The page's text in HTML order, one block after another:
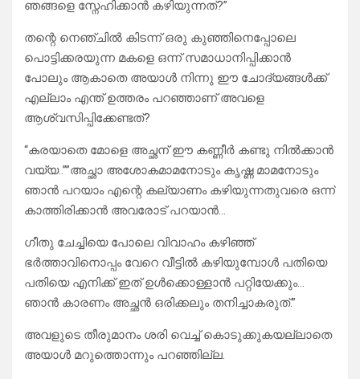
ഞങ്ങളെ സ്നേഹിക്കാൻ കഴിയുന്നത്?”
തന്റെ നെഞ്ചിൽ കിടന്ന് ഒരു കുഞ്ഞിനെപ്പോലെ
പൊട്ടിക്കരയുന്ന മകളെ ഒന്ന് സമാധാനിപ്പിക്കാൻ
പോലും ആകാതെ അയാൾ നിന്നു ഈ ചോദ്യങ്ങൾക്ക്
എല്ലാം എന്ത് ഉത്തരം പറഞ്ഞാണ് അവളെ
ആശ്വസിപ്പിക്കേണ്ടത്?
“കരയാതെ മോളെ അച്ഛന് ഈ കണ്ണീർ കണ്ടു നിൽക്കാൻ
വയ്യ..””അച്ഛാ അശോകമാമനോടും കൃഷ്ണ മാമനോടും
ഞാൻ പറയാം എന്റെ കല്യാണം കഴിയുന്നതുവരെ ഒന്ന്
കാത്തിരിക്കാൻ അവരോട് പറയാൻ…
ഗീതു ചേച്ചിയെ പോലെ വിവാഹം കഴിഞ്ഞ്
ഭർത്താവിനൊപ്പം വേറെ വീട്ടിൽ കഴിയുമ്പോൾ പതിയെ
പതിയെ എനിക്ക് ഇത് ഉൾക്കൊള്ളാൻ പറ്റിയേക്കും…
ഞാൻ കാരണം അച്ഛൻ ഒരിക്കലും തനിച്ചാകരുത്.”
അവളുടെ തീരുമാനം ശരി വെച്ച് കൊടുക്കുകയല്ലാതെ
അയാൾ മറുത്തൊന്നും പറഞ്ഞില്ല.